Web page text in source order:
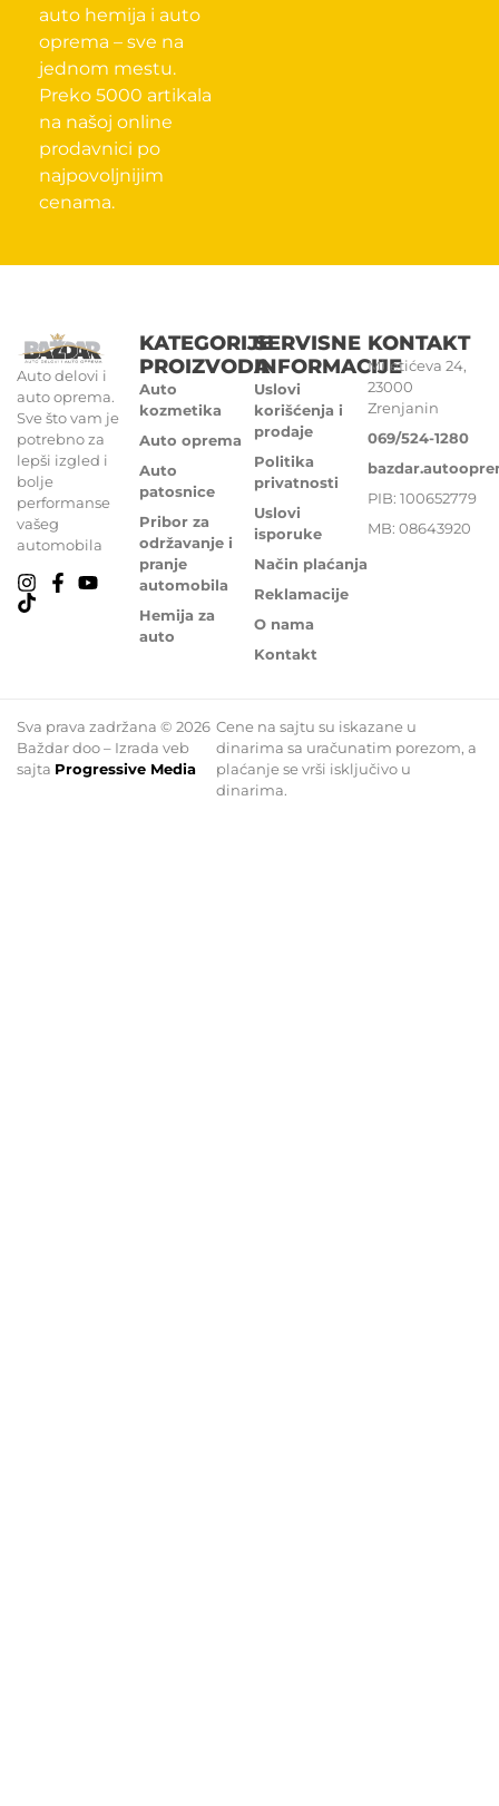
auto hemija i auto
oprema – sve na
jednom mestu.
Preko 5000 artikala
na našoj online
prodavnici po
najpovoljnijim
cenama.
Auto delovi i
auto oprema.
Sve što vam je
potrebno za
lepši izgled i
bolje
performanse
vašeg
automobila
KATEGORIJE
PROIZVODA
Auto
kozmetika
Auto oprema
Auto
patosnice
Pribor za
održavanje i
pranje
automobila
Hemija za
auto
SERVISNE
INFORMACIJE
Uslovi
korišćenja i
prodaje
Politika
privatnosti
Uslovi
isporuke
Način plaćanja
Reklamacije
O nama
Kontakt
KONTAKT
Miletićeva 24,
23000
Zrenjanin
069/524-1280
PIB: 100652779
MB: 08643920
Sva prava zadržana © 2026
Baždar doo – Izrada veb
sajta Progressive Media
Cene na sajtu su iskazane u
dinarima sa uračunatim porezom, a
plaćanje se vrši isključivo u
dinarima.